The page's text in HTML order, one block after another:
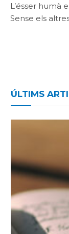
L’ésser humà
Sense els
ÚLTIMS